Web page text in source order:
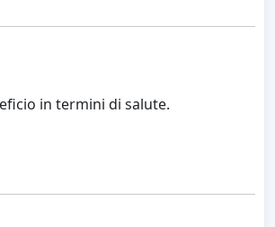
in termini di salute.